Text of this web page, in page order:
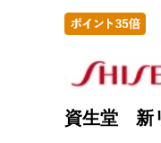
資生堂 新